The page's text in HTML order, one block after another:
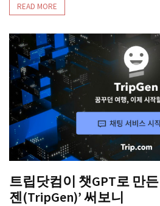
READ MORE
트립닷컴이 챗GPT로 만
젠(TripGen)’ 써보니